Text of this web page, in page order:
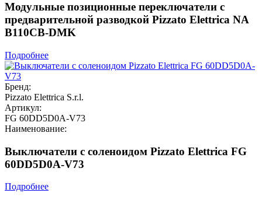
Модульные позиционные переключатели с
предварительной разводкой Pizzato Elettrica NA
B110CB-DMK
Подробнее
Бренд:
Pizzato Elettrica S.r.l.
Артикул:
FG 60DD5D0A-V73
Наименование:
Выключатели с соленоидом Pizzato Elettrica FG
60DD5D0A-V73
Подробнее